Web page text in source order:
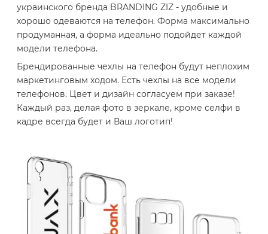
украинского бренда BRANDING ZIZ - удобные и
хорошо одеваются на телефон. Форма максимально
продуманная, а форма идеально подойдет каждой
модели телефона.
Брендированные чехлы на телефон будут неплохим
маркетинговым ходом. Есть чехлы на все модели
телефонов. Цвет и дизайн согласуем при заказе!
Каждый раз, делая фото в зеркале, кроме селфи в
кадре всегда будет и Ваш логотип!